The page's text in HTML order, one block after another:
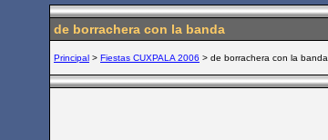
de borrachera con la banda
Principal > Fiestas CUXPALA 2006 > de borrachera con la banda